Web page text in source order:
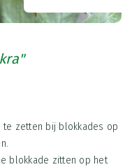
te zetten bij blokkades op
blokkade zitten op het